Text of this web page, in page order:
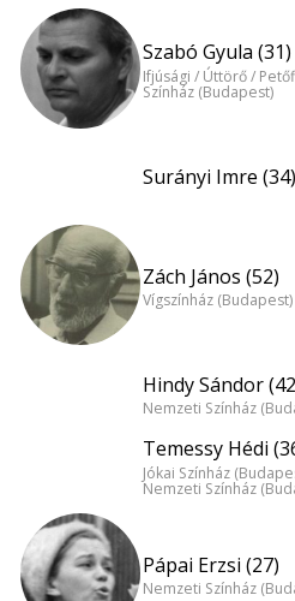
Szabó Gyula (31)
Ifjúsági / Úttörő /
Színház (Budapest)
Surányi Imre (34)
Zách János (52)
Vígszínház (Budapest)
Hindy Sándor
Nemzeti Színház
Temessy Hédi
Jókai Színház
Nemzeti Színház
Pápai Erzsi (27)
Nemzeti Színház